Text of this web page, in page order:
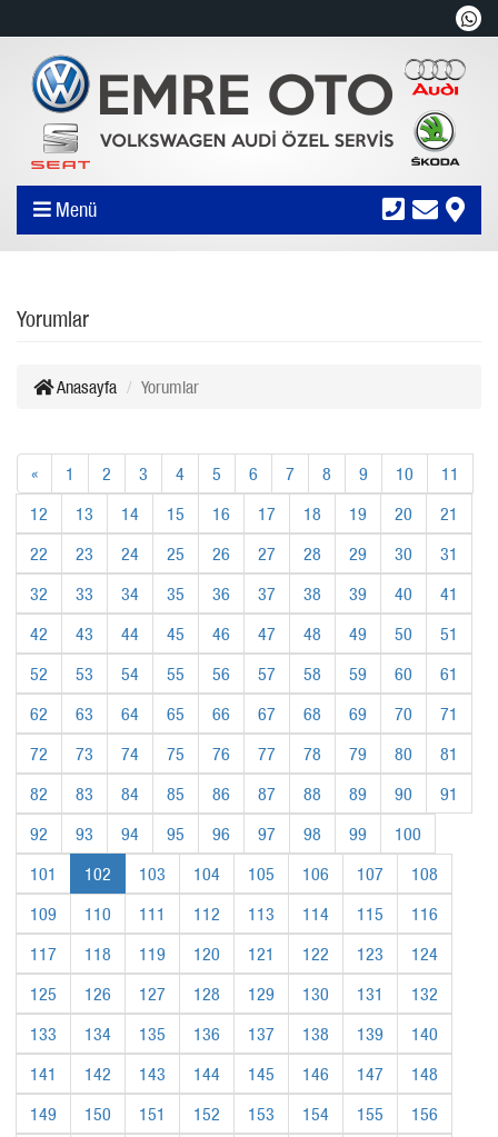
Menü
Yorumlar
Anasayfa Yorumlar
« 1 2 3 4 5 6 7 8 9 10
11
12
13 14 15 16 17 18 19 20
21
22
23 24 25 26 27 28 29 30
31
32
33 34 35 36 37 38 39 40
41
42
43 44 45 46 47 48 49 50
51
52
53 54 55 56 57 58 59 60
61
62
63 64 65 66 67 68 69 70
71
72
73 74 75 76 77 78 79 80
81
82
83 84 85 86 87 88 89 90
91
92
93 94 95 96 97 98 99
100
101
102 103 104 105 106 107
108
109
110 111 112 113 114 115
116
117
118 119 120 121 122 123
124
125
126 127 128 129 130 131
132
133
134 135 136 137 138 139
140
141
142 143 144 145 146 147
148
149
150 151 152 153 154 155
156